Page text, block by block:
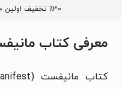
٪۳۰ تخفیف اولین خرید کتاب با کد
معرفی کتاب
کتاب مانیفست (Manifest) نوشته